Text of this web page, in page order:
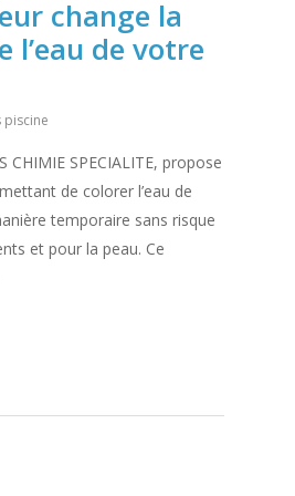
change la
l’eau de votre
CHIMIE SPECIALITE, propose
de colorer l’eau de
temporaire sans risque
et pour la peau. Ce